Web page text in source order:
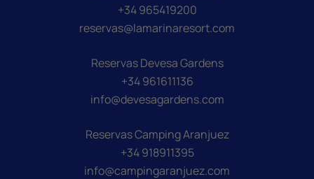
+34 965419200
reservas@lamarinaresort.com
Reservas Devesa Gardens
+34 961611136
info@devesagardens.com
Reservas Camping Aranjuez
+34 918911395
info@campingaranjuez.com